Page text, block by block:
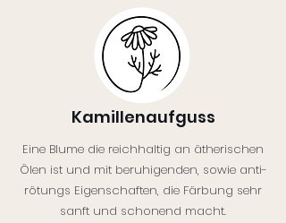
Kamillenaufguss
Eine Blume die reichhaltig an ätherischen
Ölen ist und mit beruhigenden, sowie anti-
rötungs Eigenschaften, die Färbung sehr
sanft und schonend macht.